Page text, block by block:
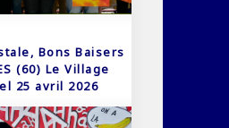
Bons Baisers
(60) Le Village
25 avril 2026